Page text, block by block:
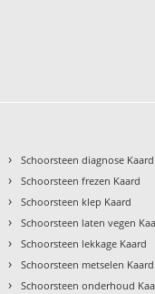
› Schoorsteen diagnose Kaard
› Schoorsteen frezen Kaard
› Schoorsteen klep Kaard
› Schoorsteen laten vegen
› Schoorsteen lekkage Kaard
› Schoorsteen metselen Kaard
› Schoorsteen onderhoud